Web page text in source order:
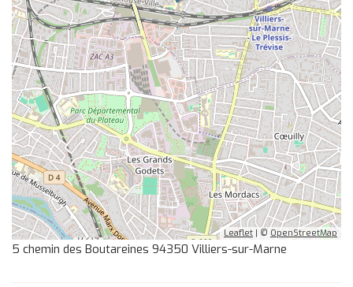
Leaflet | © OpenStreetMap
5 chemin des Boutareines 94350 Villiers-sur-Marne